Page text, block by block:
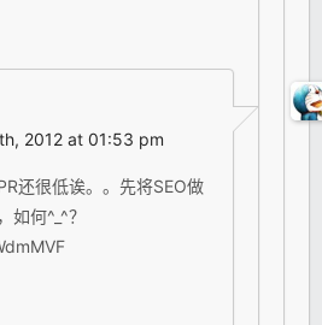
2012 at 01:53 pm
还很低诶。。先将SEO做
如何^_^？